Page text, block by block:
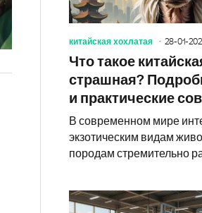
китайская хохлатая 28-01-
Что такое
страшная?
и практические
В современном мире
экзотическим видам
породам стремительно